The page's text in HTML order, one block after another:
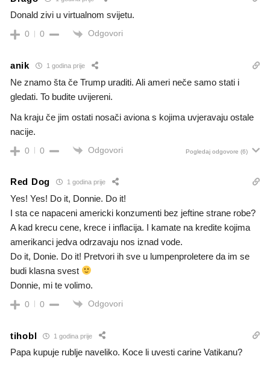
Donald zivi u virtualnom svijetu.
0 0 Odgovori
anik 1 godina prije
Ne znamo šta če Trump uraditi. Ali ameri neče samo stati i
gledati. To budite uvijereni.
Na kraju če jim ostati nosači aviona s kojima uvjeravaju ostale
nacije.
0 0 Odgovori Pogledaj odgovore (6)
Red Dog 1 godina prije
Yes! Yes! Do it, Donnie. Do it!
I sta ce napaceni americki konzumenti bez jeftine strane robe?
A kad krecu cene, krece i inflacija. I kamate na kredite kojima
amerikanci jedva odrzavaju nos iznad vode.
Do it, Donie. Do it! Pretvori ih sve u lumpenproletere da im se
budi klasna svest
Donnie, mi te volimo.
0 0 Odgovori
tihobl 1 godina prije
Papa kupuje rublje naveliko. Koce li uvesti carine Vatikanu?